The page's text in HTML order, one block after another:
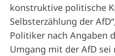
konstruktive politische
Selbsterzählung der
Politiker nach Angaben
Umgang mit der AfD